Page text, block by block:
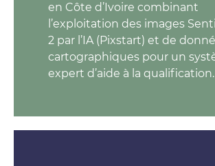
en Côte d’Ivoire combinant
l’exploitation des images
2 par l’IA (Pixstart) et de
cartographiques pour un
expert d’aide à la qualification.